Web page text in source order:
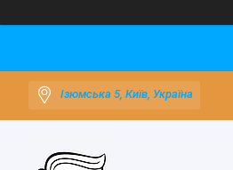
Ізюмська 5, Київ, Україна